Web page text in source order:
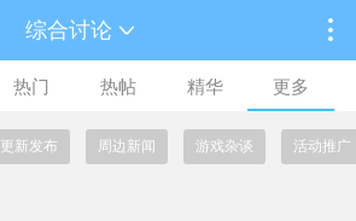
综合讨论
热门 热帖 精华 更多
更新发布 周边新闻 游戏杂谈 活动推广